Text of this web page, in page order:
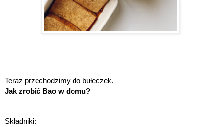
Teraz przechodzimy do bułeczek.
Jak zrobić Bao w domu?
Składniki: